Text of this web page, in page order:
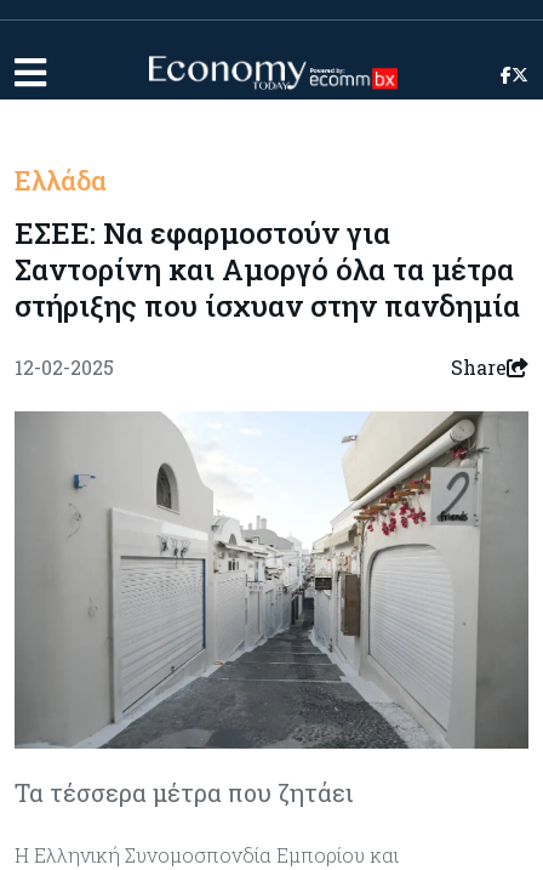
Ελλάδα
ΕΣΕΕ: Να εφαρμοστούν για
Σαντορίνη και Αμοργό όλα τα μέτρα
στήριξης που ίσχυαν στην πανδημία
12-02-2025 Share
Τα τέσσερα μέτρα που ζητάει
Η Ελληνική Συνομοσπονδία Εμπορίου και